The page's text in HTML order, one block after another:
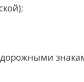
дорожными